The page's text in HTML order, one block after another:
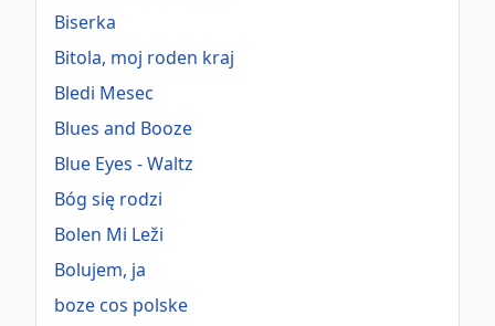
Biserka
Bitola, moj roden kraj
Bledi Mesec
Blues and Booze
Blue Eyes - Waltz
Bóg się rodzi
Bolen Mi Leži
Bolujem, ja
boze cos polske